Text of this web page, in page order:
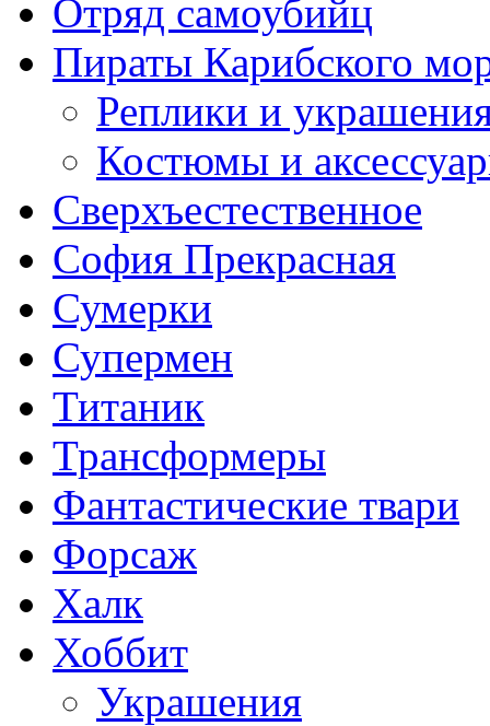
Отряд самоубийц
Пираты Карибского
Реплики и
Костюмы и
Сверхъестественное
София Прекрасная
Сумерки
Супермен
Титаник
Трансформеры
Фантастические твари
Форсаж
Халк
Хоббит
Украшения